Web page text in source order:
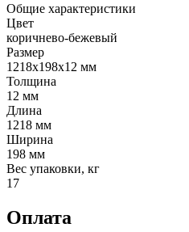
Общие характеристики
Цвет
коричнево-бежевый
Размер
1218х198х12 мм
Толщина
12 мм
Длина
1218 мм
Ширина
198 мм
Вес упаковки, кг
17
Оплата